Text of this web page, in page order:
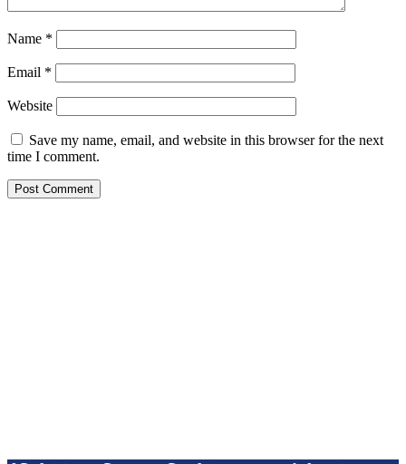
Name *
Email *
Website
Save my name, email, and website in this browser for the next
time I comment.